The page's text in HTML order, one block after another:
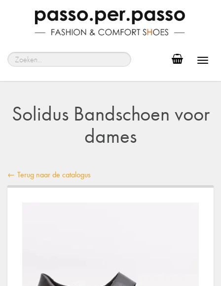
Solidus Bandschoen voor
dames
← Terug naar de catalogus